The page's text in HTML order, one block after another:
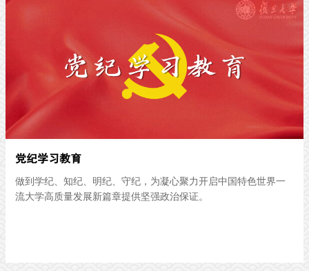
党纪学习教育
做到学纪、知纪、明纪、守纪，为凝心聚力开启中国特色世界一
流大学高质量发展新篇章提供坚强政治保证。